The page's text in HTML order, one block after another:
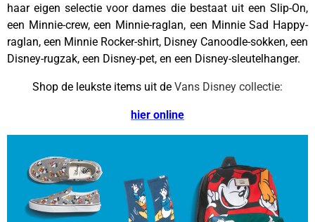
haar eigen selectie voor dames die bestaat uit een Slip-On,
een Minnie-crew, een Minnie-raglan, een Minnie Sad Happy-
raglan, een Minnie Rocker-shirt, Disney Canoodle-sokken, een
Disney-rugzak, een Disney-pet, en een Disney-sleutelhanger.
Shop de leukste items uit de Vans Disney collectie:
hier online